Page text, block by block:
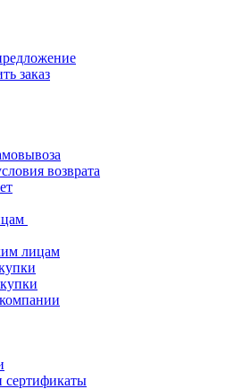
заказ
возврата
лицам
сертификаты